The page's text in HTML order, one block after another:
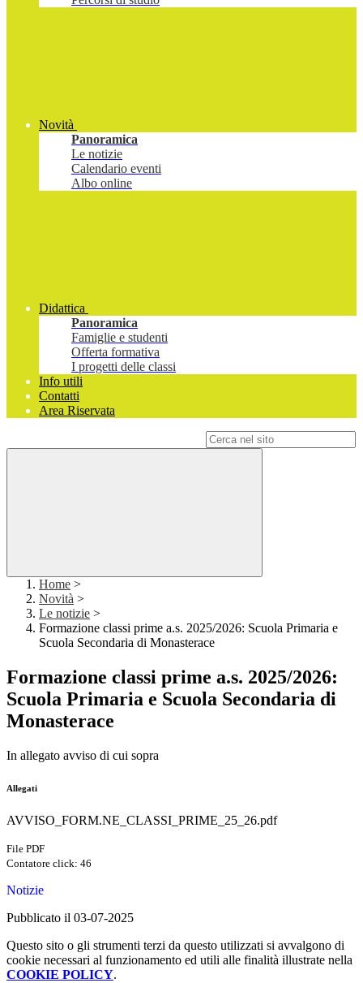
Novità
Panoramica
Le notizie
Calendario eventi
Albo online
Didattica
Panoramica
Famiglie e studenti
Offerta formativa
I progetti delle classi
Info utili
Contatti
Area Riservata
Home >
Novità >
Le notizie >
Formazione classi prime a.s. 2025/2026: Scuola Primaria e
Scuola Secondaria di Monasterace
Formazione classi prime a.s. 2025/2026:
Scuola Primaria e Scuola Secondaria di
Monasterace
In allegato avviso di cui sopra
Allegati
AVVISO_FORM.NE_CLASSI_PRIME_25_26.pdf
File PDF
Contatore click: 46
Notizie
Pubblicato il 03-07-2025
Questo sito o gli strumenti terzi da questo utilizzati si avvalgono di
cookie necessari al funzionamento ed utili alle finalità illustrate nella
COOKIE POLICY.